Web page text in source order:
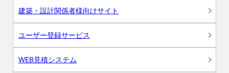
建築・設計関係者様向けサイト
ユーザー登録サービス
WEB見積システム